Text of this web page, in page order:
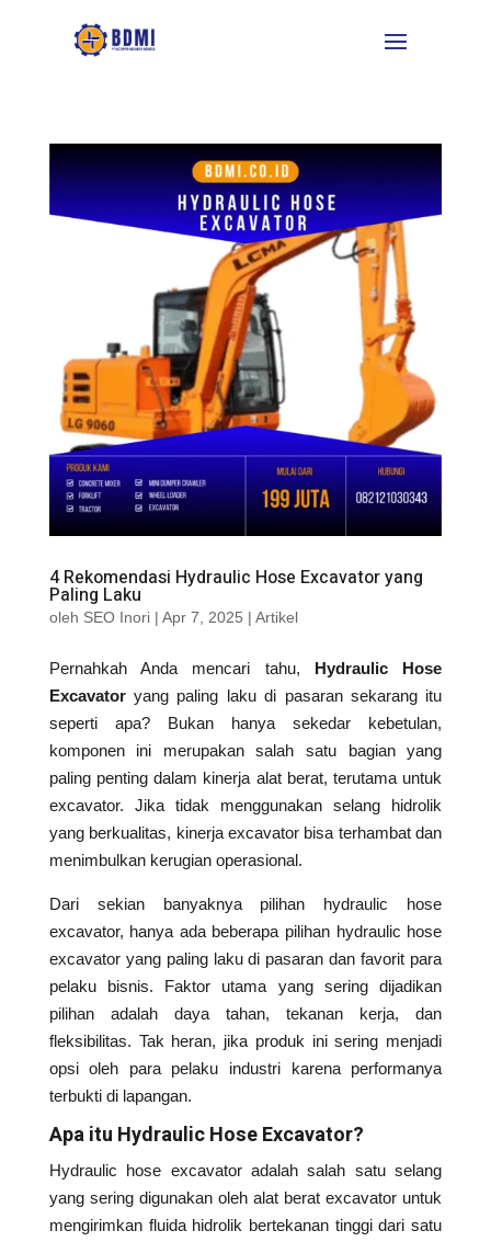
4 Rekomendasi Hydraulic Hose Excavator yang
Paling Laku
oleh SEO Inori| Apr 7, 2025 | Artikel
Pernahkah Anda mencari tahu, Hydraulic Hose
Excavatoryang paling laku di pasaran sekarang itu
seperti apa? Bukan hanya sekedar kebetulan,
komponen ini merupakan salah satu bagian yang
paling penting dalam kinerja alat berat, terutama untuk
excavator. Jika tidak menggunakan selang hidrolik
yang berkualitas, kinerja excavator bisa terhambat dan
menimbulkan kerugian operasional.
Dari sekian banyaknya pilihan hydraulic hose
excavator, hanya ada beberapa pilihan hydraulic hose
excavator yang paling laku di pasaran dan favorit para
pelaku bisnis. Faktor utama yang sering dijadikan
pilihan adalah daya tahan, tekanan kerja, dan
fleksibilitas. Tak heran, jika produk ini sering menjadi
opsi oleh para pelaku industri karena performanya
terbukti di lapangan.
Apa itu Hydraulic Hose Excavator?
Hydraulic hose excavator adalah salah satu selang
yang sering digunakan oleh alat berat excavator untuk
mengirimkan fluida hidrolik bertekanan tinggi dari satu